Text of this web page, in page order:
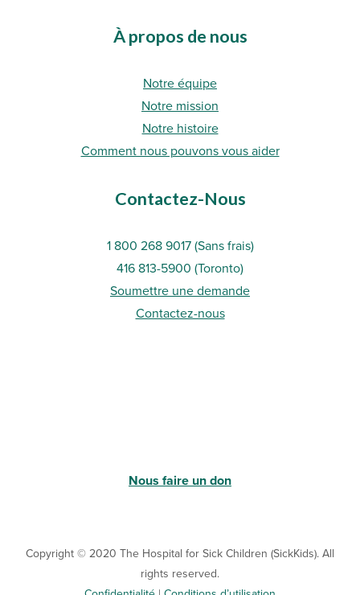
À propos de nous
Notre équipe
Notre mission
Notre histoire
Comment nous pouvons vous aider
Contactez-Nous
1 800 268 9017 (Sans frais)
416 813-5900 (Toronto)
Soumettre une demande
Contactez-nous
Nous faire un don
Copyright © 2020 The Hospital for Sick Children (SickKids). All
rights reserved.